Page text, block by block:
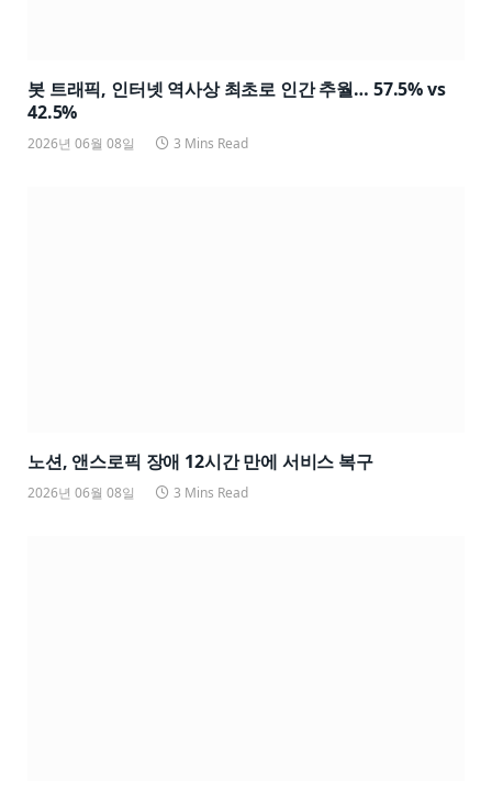
봇 트래픽, 인터넷 역사상 최초로 인간 추월… 57.5% vs
42.5%
2026년 06월 08일 3 Mins Read
노션, 앤스로픽 장애 12시간 만에 서비스 복구
2026년 06월 08일 3 Mins Read